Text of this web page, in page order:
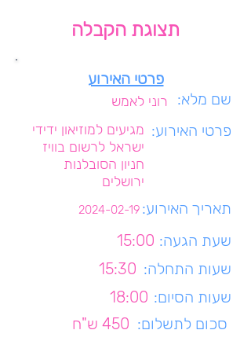
תצוגת הקבלה
פרטי האירוע
רוני לאמש שם מלא:
מגיעים למוזיאון ידידי
ישראל לרשום בוויז
חניון הסובלנות
ירושלים
פרטי האירוע:
2024-02-19 תאריך האירוע:
15:00 שעת הגעה:
15:30 שעות התחלה:
18:00 שעות הסיום:
450 ש"ח סכום לתשלום: